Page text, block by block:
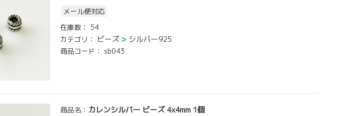
メール便対応
在庫数： 54
カテゴリ：
ビーズ シルバー925
商品コード： sb043
商品名： カレンシルバー ビーズ 4x4mm 1個